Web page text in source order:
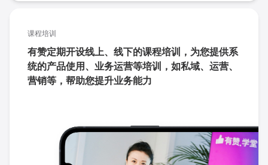
课程培训
有赞定期开设线上、线下的课程培训，为您提供系
统的产品使用、业务运营等培训，如私域、运营、
营销等，帮助您提升业务能力